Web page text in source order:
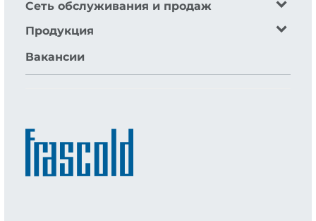
Сеть обслуживания и продаж
Продукция
Вакансии